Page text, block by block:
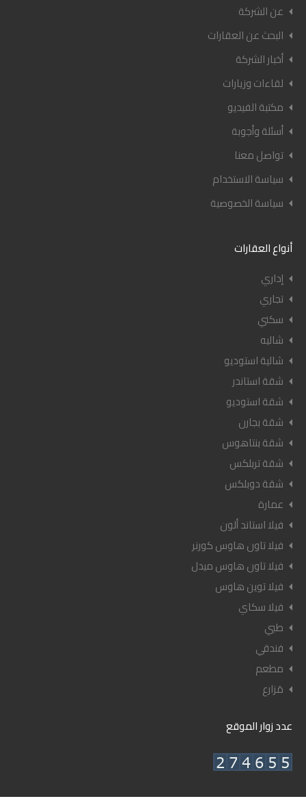
عن الشركة
البحث عن العقارات
أخبار الشركة
لقاءات وزيارات
مكتبة الفيديو
أسئلة وأجوبة
تواصل معنا
سياسة الاستخدام
سياسة الخصوصية
أنواع العقارات
إداري
تجاري
سكني
شاليه
شالية استوديو
شقة استاندر
شقة استوديو
شقة بجارن
شقة بنتاهوس
شقة تربلكس
شقة دوبلكس
عمارة
فيلا استاند ألون
فيلا تاون هاوس كورنر
فيلا تاون هاوس ميدل
فيلا توين هاوس
فيلا سكاي
طبي
فندقي
مطعم
مَزارع
عدد زوار الموقع